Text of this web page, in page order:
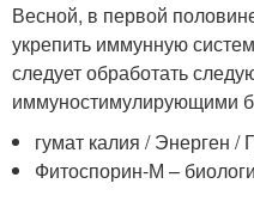
Весной, в первой
укрепить иммунную
следует обработать
иммуностимулирующими
гумат калия / Энерген /
Фитоспорин-М –